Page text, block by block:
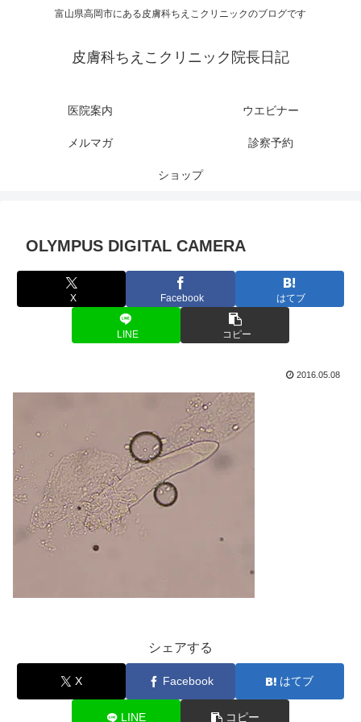
富山県高岡市にある皮膚科ちえこクリニックのブログです
皮膚科ちえこクリニック院長日記
医院案内 ウエビナー
メルマガ 診察予約
ショップ
OLYMPUS DIGITAL CAMERA
X Facebook はてブ
LINE コピー
2016.05.08
シェアする
X Facebook はてブ
LINE コピー